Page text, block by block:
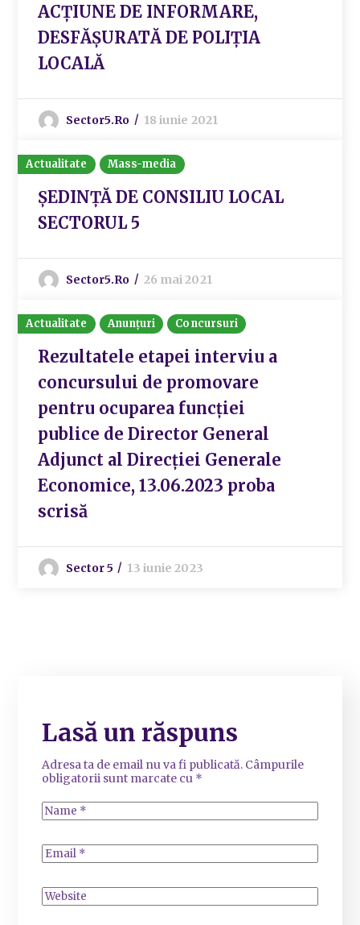
ACȚIUNE DE INFORMARE,
DESFĂȘURATĂ DE POLIȚIA
LOCALĂ
Sector5.ro 18 iunie 2021
Actualitate Mass-media
ȘEDINȚĂ DE CONSILIU LOCAL
SECTORUL 5
Sector5.ro 26 mai 2021
Actualitate Anunțuri Concursuri
Rezultatele etapei interviu a
concursului de promovare
pentru ocuparea funcției
publice de Director General
Adjunct al Direcției Generale
Economice, 13.06.2023 proba
scrisă
Sector 5 13 iunie 2023
Lasă un răspuns
Adresa ta de email nu va fi publicată. Câmpurile
obligatorii sunt marcate cu *